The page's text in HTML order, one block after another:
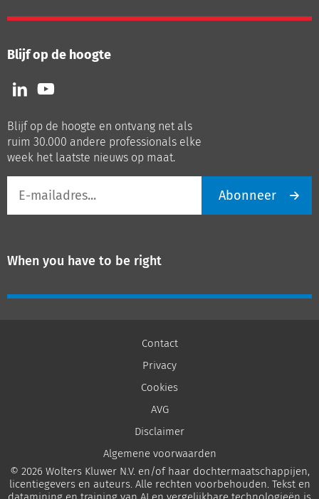
Blijf op de hoogte
Volg
ons
LinkedIn
Volg
ons
Youtube
Blijf op de hoogte en ontvang net als
ruim 30.000 andere professionals elke
week het laatste nieuws op maat.
mailadres
Abonneer
When you have to be right
Contact
Privacy
Cookies
AVG
Disclaimer
Algemene voorwaarden
© 2026 Wolters Kluwer N.V. en/of haar dochtermaatschappijen,
licentiegevers en auteurs. Alle rechten voorbehouden. Tekst en